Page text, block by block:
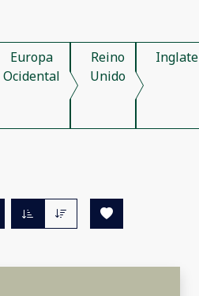
Europa
Ocidental
Reino
Unido